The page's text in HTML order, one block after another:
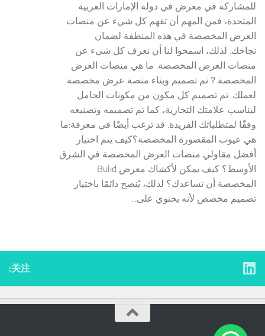
للمشاركة في معرض في دولة الإمارات العربية
المتحدة، فمن المهم أن تفهم كل شيء عن منصات
العرض المخصصة في هذه المنطقة لضمان
نجاحك. لذلك، اسمحوا لنا أن نعرف كل شيء عن
منصات العرض المخصصة. ما هي منصات العرض
المخصصة？تم تصميم وبناء منصة عرض مخصصة
لعملك. تم تصميم كل مكون من مكونات الحامل
ليناسب علامتك التجارية، كما تم تصميمه وتصنيعه
وفقًا لمتطلباتك الفريدة. قد ترغب أيضًا في معرفة:ما
هي عيوب المقصورة المخصصة؟كيف يتم اختيار
أفضل مقاولي منصات العرض المخصصة في الشرق
الأوسط؟ كيف يمكن لأكشاك معرض Bulid
المخصصة أن تساعدك؟ لذلك، يُنصح دائمًا باختيار
تصميم مخصص لأنه يحتوي على...
关注: